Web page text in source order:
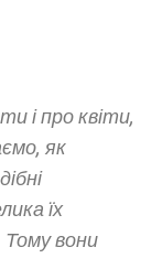
і про квіти,
як
їх
вони